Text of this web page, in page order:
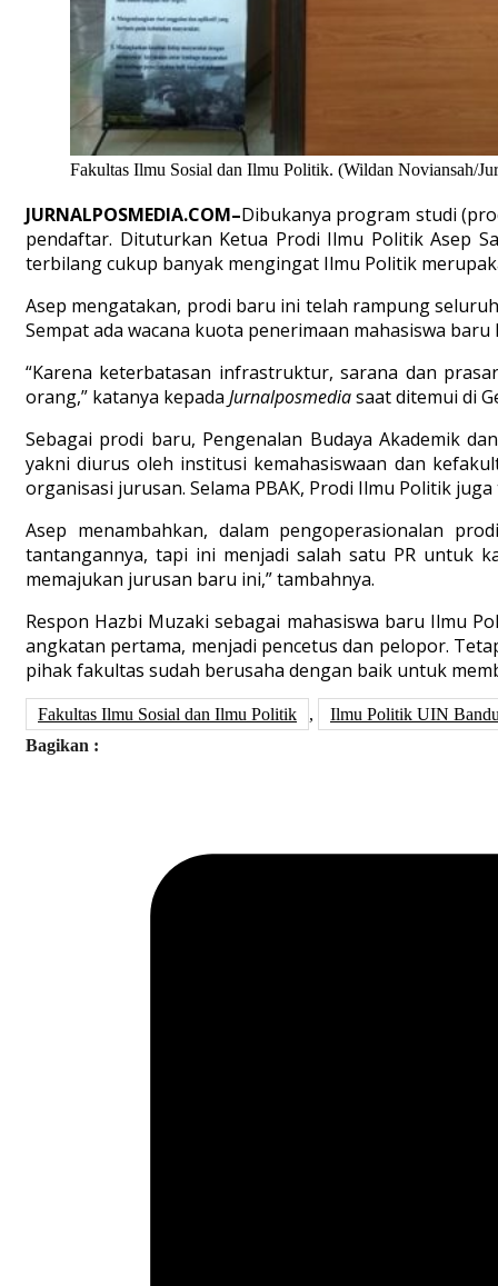
Fakultas Ilmu Sosial dan Ilmu Politik. (Wildan Noviansah/
JURNALPOSMEDIA.COM–Dibukanya program studi
pendaftar. Dituturkan Ketua Prodi Ilmu Politik Asep
terbilang cukup banyak mengingat Ilmu Politik
Asep mengatakan, prodi baru ini telah rampung
Sempat ada wacana kuota penerimaan mahasiswa
“Karena keterbatasan infrastruktur, sarana dan
orang,” katanya kepada Jurnalposmediasaat ditemui di
Sebagai prodi baru, Pengenalan Budaya Akademik
yakni diurus oleh institusi kemahasiswaan dan
organisasi jurusan. Selama PBAK, Prodi Ilmu Politik
Asep menambahkan, dalam pengoperasionalan
tantangannya, tapi ini menjadi salah satu PR untuk
memajukan jurusan baru ini,” tambahnya.
Respon Hazbi Muzaki sebagai mahasiswa baru Ilmu
angkatan pertama, menjadi pencetus dan pelopor.
pihak fakultas sudah berusaha dengan baik untuk
Fakultas Ilmu Sosial dan Ilmu Politik ,
Ilmu Politik UIN
Bagikan :